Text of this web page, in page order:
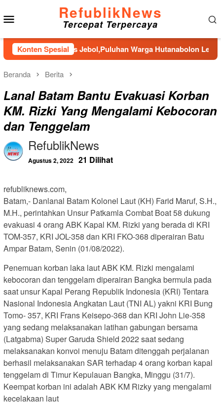
ke
konten
RefublikNews
Tercepat Terpercaya
Konten Spesial
Deras Jebol,Puluhan Warga Hutanabolon Lebih Memilih
Beranda Berita
Lanal Batam Bantu Evakuasi Korban
KM. Rizki Yang Mengalami Kebocoran
dan Tenggelam
RefublikNews
Agustus 2, 2022 21 Dilihat
refubliknews.com,
Batam,- Danlanal Batam Kolonel Laut (KH) Farid Maruf, S.H.,
M.H., perintahkan Unsur Patkamla Combat Boat 58 dukung
evakuasi 4 orang ABK Kapal KM. Rizki yang berada di KRI
TOM-357, KRI JOL-358 dan KRI FKO-368 diperairan Batu
Ampar Batam, Senin (01/08/2022).
Penemuan korban laka laut ABK KM. Rizki mengalami
kebocoran dan tenggelam diperairan Bangka bermula pada
saat unsur Kapal Perang Republik Indonesia (KRI) Tentara
Nasional Indonesia Angkatan Laut (TNI AL) yakni KRI Bung
Tomo- 357, KRI Frans Keisepo-368 dan KRI John Lie-358
yang sedang melaksanakan latihan gabungan bersama
(Latgabma) Super Garuda Shield 2022 saat sedang
melaksanakan konvoi menuju Batam ditenggah perjalanan
berhasil melaksanakan SAR terhadap 4 orang korban kapal
tenggelam di Timur Kepulauan Bangka, Minggu (31/7).
Keempat korban ini adalah ABK KM Rizky yang mengalami
kecelakaan laut